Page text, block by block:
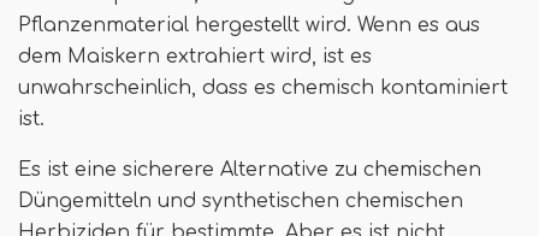
Pflanzenmaterial hergestellt wird. Wenn es aus
dem Maiskern extrahiert wird, ist es
unwahrscheinlich, dass es chemisch kontaminiert
ist.
Es ist eine sicherere Alternative zu chemischen
Düngemitteln und synthetischen chemischen